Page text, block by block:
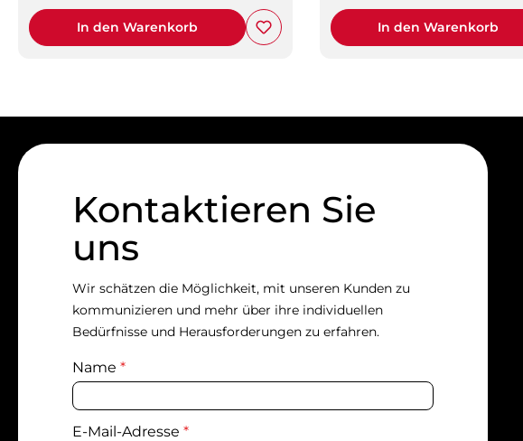
In den Warenkorb In den Warenkorb
Kontaktieren Sie
uns
Wir schätzen die Möglichkeit, mit unseren Kunden zu
kommunizieren und mehr über ihre individuellen
Bedürfnisse und Herausforderungen zu erfahren.
Name *
E-Mail-Adresse *